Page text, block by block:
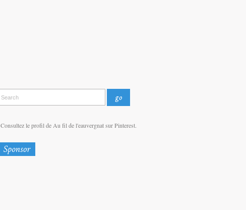
Consultez le profil de Au fil de l'eauvergnat sur Pinterest.